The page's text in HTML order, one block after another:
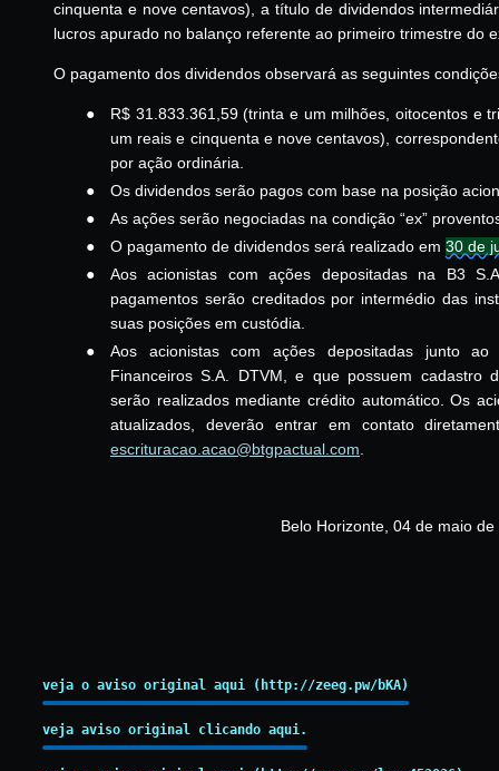
cinquenta e nove centavos), a título de dividendos
lucros apurado no balanço referente ao primeiro trimestre do
O pagamento dos dividendos observará as seguintes
●
R$ 31.833.361,59 (trinta e um milhões, oitocentos e
um reais e cinquenta e nove centavos),
por ação ordinária.
●
Os dividendos serão pagos com base na posição
●
As ações serão negociadas na condição “ex”
●
O pagamento de dividendos será realizado em 30 de
●
Aos acionistas com ações depositadas na B3
pagamentos serão creditados por intermédio das
suas posições em custódia.
●
Aos acionistas com ações depositadas junto ao
Financeiros S.A. DTVM, e que possuem cadastro
serão realizados mediante crédito automático. Os
atualizados, deverão entrar em contato
escrituracao.acao@btgpactual.com
Belo Horizonte, 04 de maio de
veja o aviso original aqui (http://zeeg.pw/bKA)
veja aviso original clicando aqui.